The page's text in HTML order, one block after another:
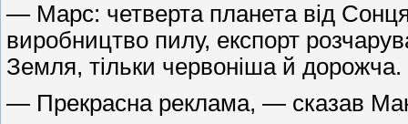
— Марс: четверта планета від
виробництво пилу, експорт
Земля, тільки червоніша й дорожча.
— Прекрасна реклама, — сказав